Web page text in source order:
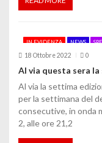
IN EVIDENZA NEWS
18 Ottobre 2022 0
Al via questa sera
Al via la settima
per la settimana del
consecutive, in onda
2, alle ore 21,2